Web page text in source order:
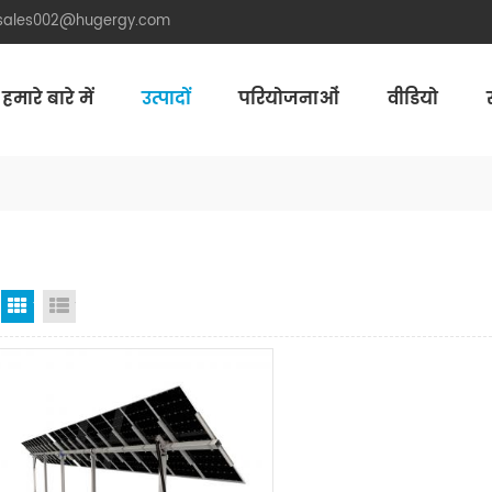
हमारे बारे में उत्पादों परियोजनाओं वीडियो
जाली देखना